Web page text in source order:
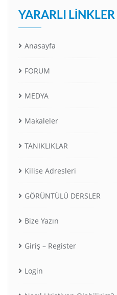
YARARLI LINKLER
Anasayfa
FORUM
MEDYA
Makaleler
TANIKLIKLAR
Kilise Adresleri
GÖRÜNTÜLÜ DERSLER
Bize Yazın
Giriş – Register
Login